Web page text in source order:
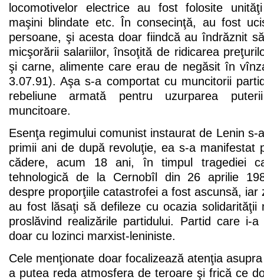
locomotivelor electrice au fost folosite
maşini blindate etc. În consecinţă, au fost
persoane, şi acesta doar fiindcă au îndrăznit
micşorării salariilor, însoţită de ridicarea
şi carne, alimente care erau de negăsit în
3.07.91). Aşa s-a comportat cu muncitorii
rebeliune armată pentru uzurparea
muncitoare.
Esenţa regimului comunist instaurat de Lenin
primii ani de după revoluţie, ea s-a manifestat
cădere, acum 18 ani, în timpul tragediei
tehnologică de la Cernobîl din 26 aprilie
despre proporţiile catastrofei a fost ascunsă, iar
au fost lăsaţi să defileze cu ocazia solidarităţii
proslăvind realizările partidului. Partid care i-
doar cu lozinci marxist-leniniste.
Cele menţionate doar focalizează atenţia
a putea reda atmosfera de teroare şi frică ce